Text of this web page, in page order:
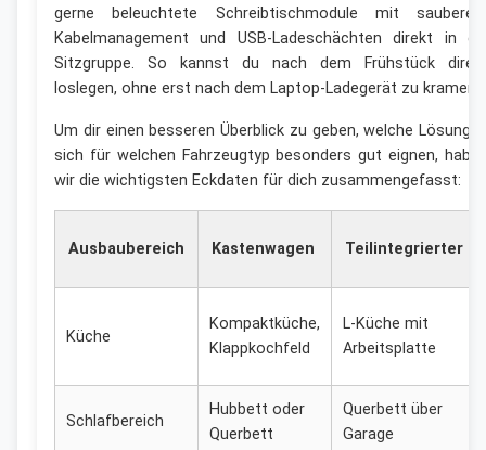
gerne beleuchtete Schreibtischmodule mit
Kabelmanagement und USB-Ladeschächten direkt in
Sitzgruppe. So kannst du nach dem Frühstück
loslegen, ohne erst nach dem Laptop-Ladegerät zu kramen.
Um dir einen besseren Überblick zu geben, welche
sich für welchen Fahrzeugtyp besonders gut eignen,
wir die wichtigsten Eckdaten für dich zusammengefasst:
Ausbaubereich Kastenwagen Teilintegrierter
Küche
Kompaktküche,
Klappkochfeld
L-Küche mit
Arbeitsplatte
Schlafbereich
Hubbett oder
Querbett
Querbett über
Garage